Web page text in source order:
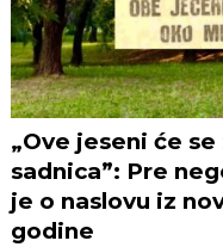
„Ove jeseni će
sadnica”: Pre
je o naslovu iz
godine